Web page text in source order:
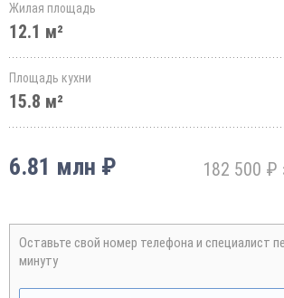
Жилая площадь
12.1 м²
Площадь кухни
15.8 м²
6.81 млн ₽ 182 500 ₽
Оставьте свой номер телефона и специалист
минуту